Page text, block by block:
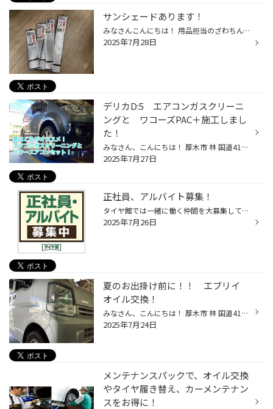
サンシェードあります！
みなさんこんにちは！ 用品担当のざわちんです！ 当店では、夏の必需品 サンシェードも売ってますよ！ 用品を買うだけでもお気軽にご来店ください！
2025年7月28日
デリカD:5 エアコンガスクリーニ
ングと ワコーズPAC＋施工しまし
た！
みなさん、こんにちは！ 厚木市 林 国道412号線沿い WILD-1 さん横の タイヤ館厚木店 ざわちん です(*´◒`*) 本日は 三菱 デリカ D：５ の エアコンガスクリーニング＆パワーエアコンセット施工 をご紹介いたします(#^.^#) こちらのお客様は エアコンが暑い・・・(;・∀・) とご来店されました 「エア...
2025年7月27日
正社員、アルバイト募集！
タイヤ館では一緒に働く仲間を大募集しております♪” タイヤ館では正社員・アルバイト共に募集中です!! 和気あいあいと明るい仕事場で仕事内容は主に販売・ピット作業など。 （※雇用形態などにより異なります。） タイヤの袋詰やピット清掃等の簡単な作業もありますので、未経験の方でも安心してくだ...
2025年7月26日
夏のお出掛け前に！！ エブリイ
オイル交換！
みなさん、こんにちは！ 厚木市 林 国道412号線沿い WILD-1 さん横の タイヤ館厚木店 ざわちん です(*´◒`*) 本日は スズキ エブリイ の オイル交換 をご紹介いたします(#^.^#) こちらのお客様は 夏になり車を使用するときにトラブりたくないので 定期交換をしたい とご来店されました 今回使用する...
2025年7月24日
メンテナンスパックで、オイル交換
やタイヤ履き替え、カーメンテナン
スをお得に！